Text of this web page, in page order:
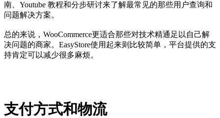
南、Youtube 教程和分步研讨来了解最常见的那些用户查询和
问题解决方案。
总的来说，WooCommerce更适合那些对技术精通足以自己解
决问题的商家。EasyStore使用起来则比较简单，平台提供的支
持肯定可以减少很多麻烦。
支付方式和物流